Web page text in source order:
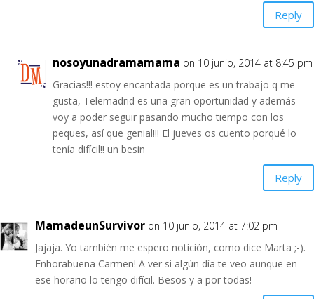
Reply
nosoyunadramamama on 10 junio, 2014 at 8:45 pm
Gracias!!! estoy encantada porque es un trabajo q me
gusta, Telemadrid es una gran oportunidad y además
voy a poder seguir pasando mucho tiempo con los
peques, así que genial!!! El jueves os cuento porqué lo
tenía difícil!! un besin
Reply
MamadeunSurvivor on 10 junio, 2014 at 7:02 pm
Jajaja. Yo también me espero notición, como dice Marta ;-).
Enhorabuena Carmen! A ver si algún día te veo aunque en
ese horario lo tengo difícil. Besos y a por todas!